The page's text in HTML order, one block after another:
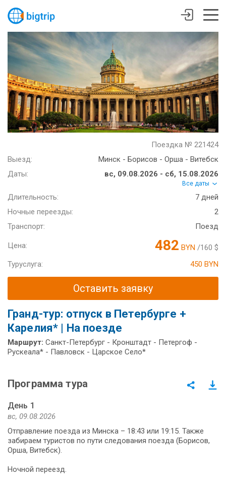
Поездка № 221424
Выезд:
Минск - Борисов - Орша - Витебск
Даты:
вс, 09.08.2026 - сб, 15.08.2026
Все даты
Длительность:
7 дней
Ночные переезды:
2
Транспорт:
Поезд
Цена: 482 BYN /160 $
Туруслуга:
450 BYN
Оставить заявку
Гранд-тур: отпуск в Петербурге +
Карелия* | На поезде
Маршрут: Санкт-Петербург - Кронштадт - Петергоф -
Рускеала* - Павловск - Царское Село*
Программа тура
День 1
вс, 09.08.2026
Отправление поезда из Минска – 18:43 или 19:15. Также
забираем туристов по пути следования поезда (Борисов,
Орша, Витебск).
Ночной переезд.